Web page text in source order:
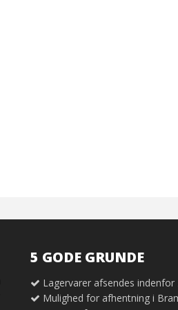
5 GODE GRUNDE
Lagervarer afsendes indenfor
Mulighed for afhentning i